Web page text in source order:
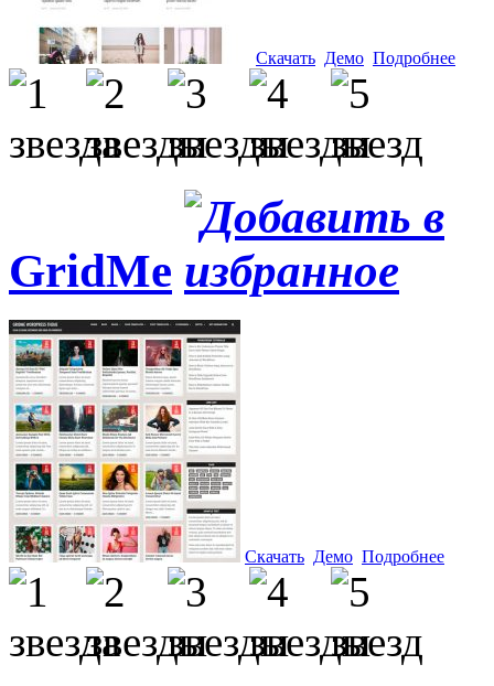
Скачать Демо Подробнее
GridMe
Скачать Демо Подробнее